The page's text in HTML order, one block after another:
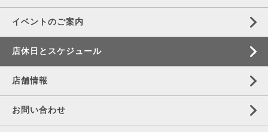
イベントのご案内
店休日とスケジュール
店舗情報
お問い合わせ